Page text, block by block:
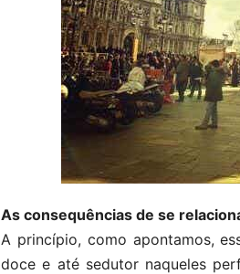
As consequências de se
A princípio, como apontamos,
doce e até sedutor naqueles